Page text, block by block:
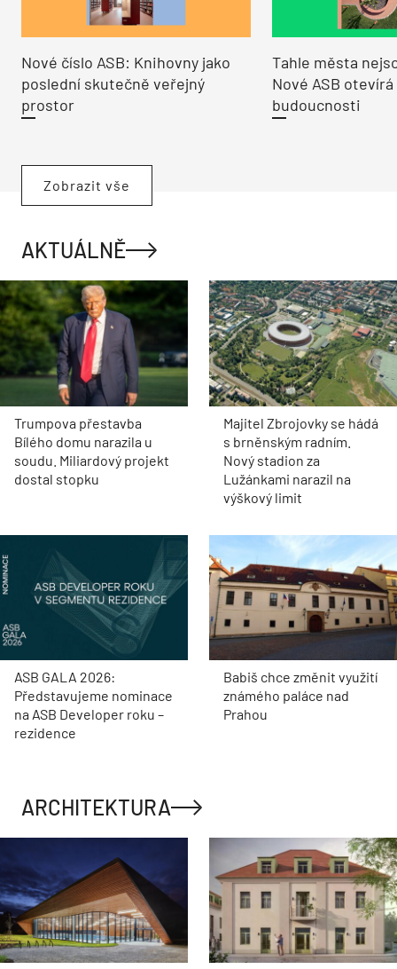
Nové číslo ASB: Knihovny jako
poslední skutečně veřejný
prostor
Tahle města
Nové ASB
budoucnosti
Zobrazit vše
AKTUÁLNĚ
Trumpova přestavba
Bílého domu narazila u
soudu. Miliardový projekt
dostal stopku
Majitel Zbrojovky se hádá
s brněnským radním.
Nový stadion za
Lužánkami narazil na
výškový limit
ASB GALA 2026:
Představujeme nominace
na ASB Developer roku –
rezidence
Babiš chce změnit využití
známého paláce nad
Prahou
ARCHITEKTURA